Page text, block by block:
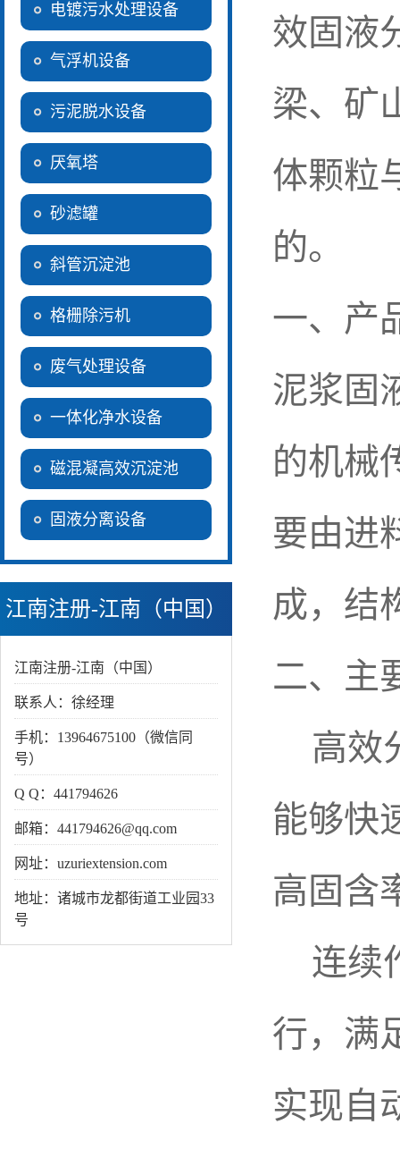
电镀污水处理设备
气浮机设备
污泥脱水设备
厌氧塔
砂滤罐
斜管沉淀池
格栅除污机
废气处理设备
一体化净水设备
磁混凝高效沉淀池
固液分离设备
江南注册-江南（中国）
江南注册-江南（中国）
联系人：徐经理
手机：13964675100（微信同
号）
Q Q：441794626
邮箱：441794626@qq.com
网址：uzuriextension.com
地址：诸城市龙都街道工业园33
号
效固液
梁、矿
体颗粒
的。
一、产
泥浆固
的机械
要由进
成，结
二、主
高效
能够快
高固含
连续
行，满
实现自